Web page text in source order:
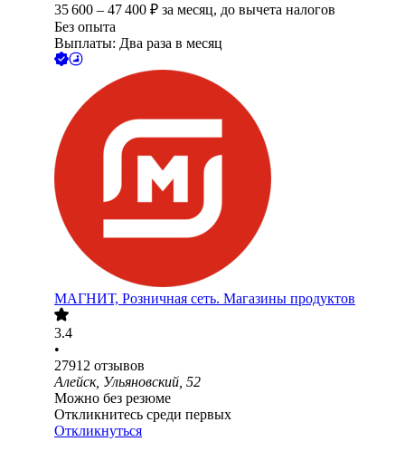
35 600 – 47 400 ₽ за месяц, до вычета налогов
Без опыта
Выплаты: Два раза в месяц
МАГНИТ, Розничная сеть. Магазины продуктов
3.4
•
27912 отзывов
Алейск, Ульяновский, 52
Можно без резюме
Откликнитесь среди первых
Откликнуться